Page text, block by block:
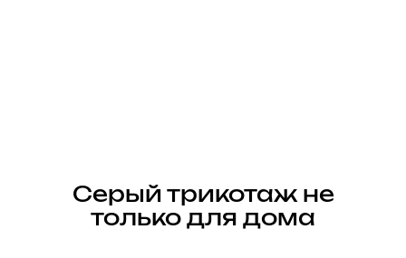
Серый трикотаж не
только для дома